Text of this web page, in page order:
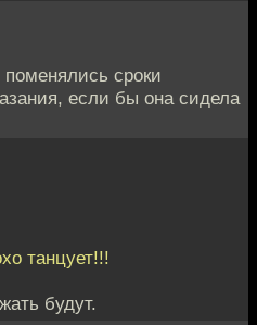
сроки
если бы она сидела
танцует!!!
будут.